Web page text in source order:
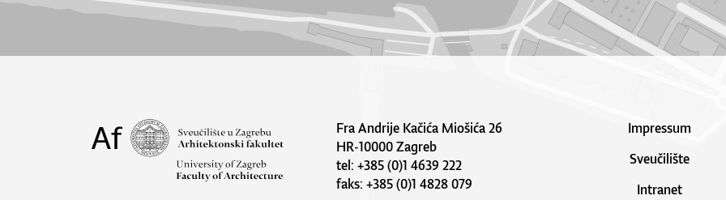
Fra Andrije Kačića Miošića 26
HR-10000 Zagreb
tel: +385 (0)1 4639 222
faks: +385 (0)1 4828 079
Impressum
Sveučilište
Intranet